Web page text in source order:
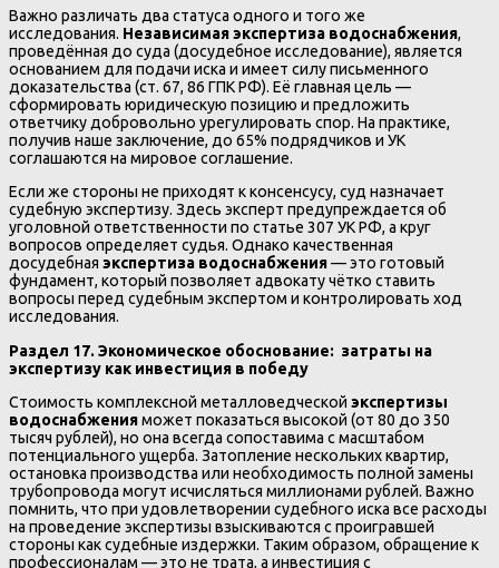
Важно различать два статуса одного и того же
исследования. Независимая экспертиза водоснабжения,
проведённая до суда (досудебное исследование), является
основанием для подачи иска и имеет силу письменного
доказательства (ст. 67, 86 ГПК РФ). Её главная цель —
сформировать юридическую позицию и предложить
ответчику добровольно урегулировать спор. На практике,
получив наше заключение, до 65% подрядчиков и УК
соглашаются на мировое соглашение.
Если же стороны не приходят к консенсусу, суд назначает
судебную экспертизу. Здесь эксперт предупреждается об
уголовной ответственности по статье 307 УК РФ, а круг
вопросов определяет судья. Однако качественная
досудебная экспертиза водоснабжения— это готовый
фундамент, который позволяет адвокату чётко ставить
вопросы перед судебным экспертом и контролировать ход
исследования.
Раздел 17. Экономическое обоснование: затраты на
экспертизу как инвестиция в победу
Стоимость комплексной металловедческой экспертизы
водоснабженияможет показаться высокой (от 80 до 350
тысяч рублей), но она всегда сопоставима с масштабом
потенциального ущерба. Затопление нескольких квартир,
остановка производства или необходимость полной замены
трубопровода могут исчисляться миллионами рублей. Важно
помнить, что при удовлетворении судебного иска все расходы
на проведение экспертизы взыскиваются с проигравшей
стороны как судебные издержки. Таким образом, обращение к
профессионалам — это не трата, а инвестиция с